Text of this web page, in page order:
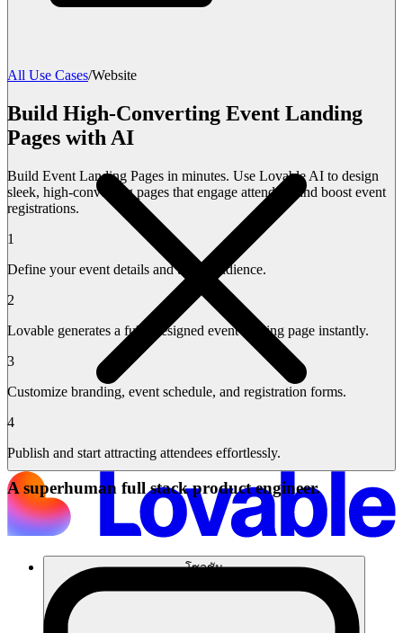
โซลูชัน
All Use Cases/Website
Build High-Converting Event Landing
Pages with AI
Build Event Landing Pages in minutes. Use Lovable AI to design
sleek, high-converting pages that engage attendees and boost event
registrations.
1
Define your event details and target audience.
2
Lovable generates a fully designed event landing page instantly.
3
Customize branding, event schedule, and registration forms.
4
Publish and start attracting attendees effortlessly.
A superhuman full stack product engineer.